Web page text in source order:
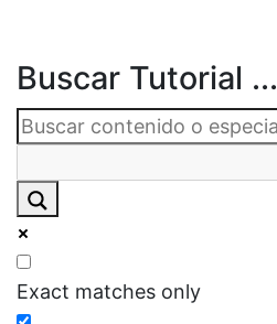
Buscar Tutorial ...
Exact matches only